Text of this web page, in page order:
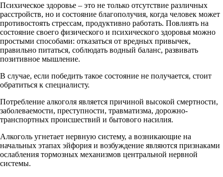
Психическое здоровье – это не только отсутствие различных
расстройств, но и состояние благополучия, когда человек может
противостоять стрессам, продуктивно работать. Повлиять на
состояние своего физического и психического здоровья можно
простыми способами: отказаться от вредных привычек,
правильно питаться, соблюдать водный баланс, развивать
позитивное мышление.
В случае, если победить такое состояние не получается, стоит
обратиться к специалисту.
Потребление алкоголя является причиной высокой смертности,
заболеваемости, преступности, травматизма, дорожно-
транспортных происшествий и бытового насилия.
Алкоголь угнетает нервную систему, а возникающие на
начальных этапах эйфория и возбуждение являются признаками
ослабления тормозных механизмов центральной нервной
системы.